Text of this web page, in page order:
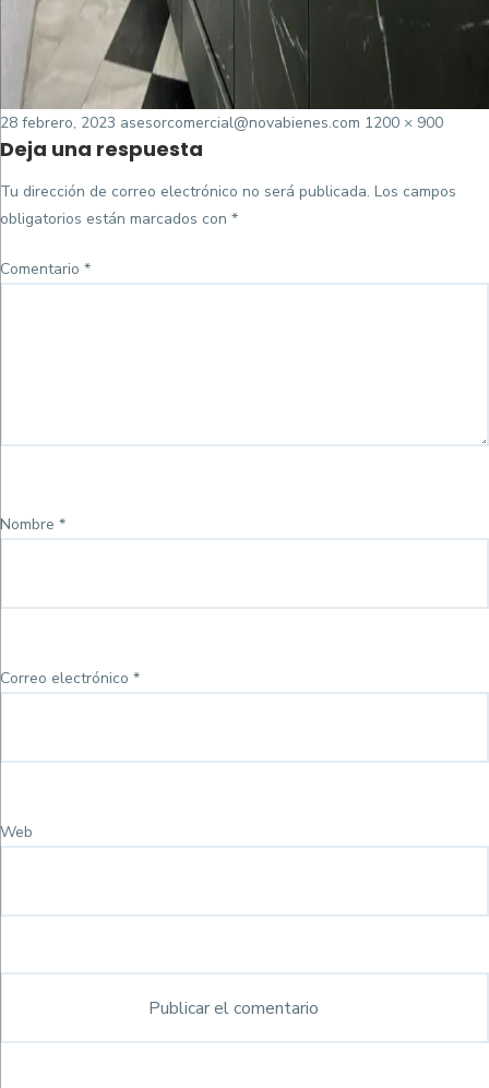
Posted
on
28 febrero, 2023 asesorcomercial@novabienes.com Tamaño
1200 × 900
Deja una respuesta
Tu dirección de correo electrónico no será publicada. Los campos
obligatorios están marcados con *
Comentario *
Nombre *
Correo electrónico *
Web